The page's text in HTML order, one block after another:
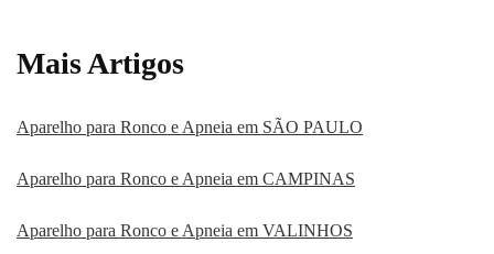
Mais Artigos
Aparelho para Ronco e Apneia em SÃO PAULO
Aparelho para Ronco e Apneia em CAMPINAS
Aparelho para Ronco e Apneia em VALINHOS